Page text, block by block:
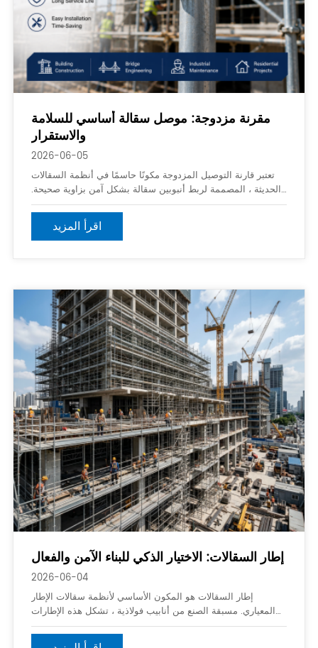
مقرنة مزدوجة: موصل سقالة أساسي للسلامة
والاستقرار
2026-06-05
تعتبر قارنة التوصيل المزدوجة مكونًا حاسمًا في أنظمة السقالات
الحديثة ، المصممة لربط أنبوبين سقالة بشكل آمن بزاوية صحيحة.
إنه يضمن الاستقرار الهيكلي وسلامة العمال في مواقع البناء ، مما
اقرأ المزيد
إطار السقالات: الاختيار الذكي للبناء الآمن والفعال
2026-06-04
إطار السقالات هو المكون الأساسي لأنظمة سقالات الإطار
المعياري. مسبقة الصنع من أنابيب فولاذية ، تشكل هذه الإطارات
منصات عمل ثابتة وقابلة لإعادة التشكيل للبناء والصيانة والمشاريع
الصناعية. يسمح تصميمها الموحد بالتجميع والتفكيك السريع ، مما